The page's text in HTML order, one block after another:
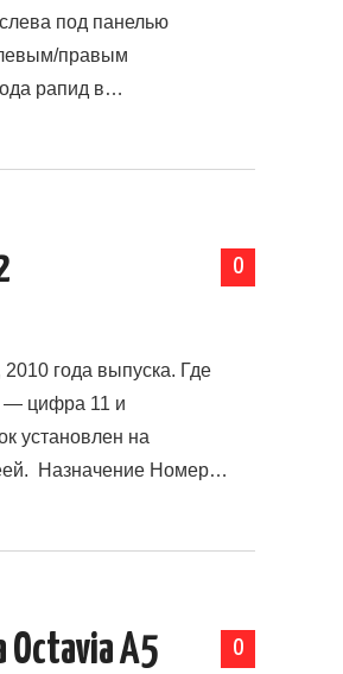
под панелью
правым
рапид в…
0
года выпуска. Где
— цифра 11 и
установлен на
Назначение Номер…
0
Octavia A5